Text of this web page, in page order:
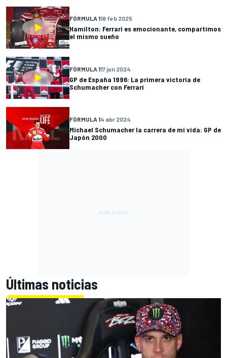
FÓRMULA 118 feb 2025
Hamilton: Ferrari es emocionante, compartimos
el mismo sueño
FÓRMULA 117 jun 2024
GP de España 1996: La primera victoria de
Schumacher con Ferrari
FÓRMULA 14 abr 2024
Michael Schumacher la carrera de mi vida: GP de
Japón 2000
Últimas noticias